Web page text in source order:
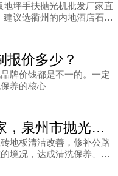
地坪手扶抛光机批发厂家直
建议选衢州的内地酒店石板
报价多少？
牌价钱都是不一的。一定
养的核心
高速抛光机厂家，泉州市抛光机厂家直销案例
地板清洁改善，修补公路
境况，达成清洗保养、清